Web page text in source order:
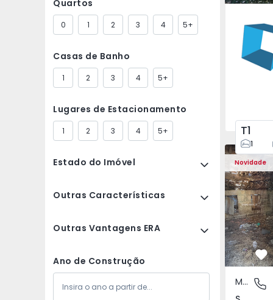
Quartos
0 1 2 3 4 5+
Casas de Banho
1 2 3 4 5+
Lugares de Estacionamento
1 2 3 4 5+
Estado do Imóvel
Outras Características
Outras Vantagens ERA
Ano de Construção
Águas
T1
1
Novidade
Moradia
São
Moradia Rústica